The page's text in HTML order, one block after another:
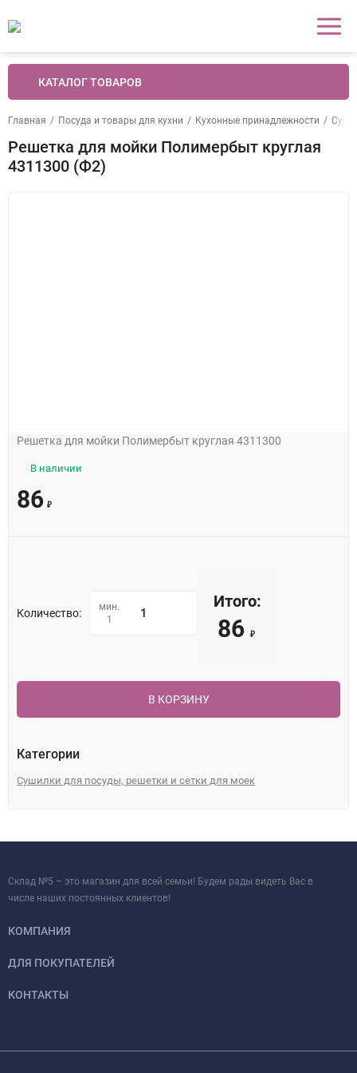
КАТАЛОГ ТОВАРОВ
Главная / Посуда и товары для кухни / Кухонные принадлежности /
Решетка для мойки Полимербыт круглая
4311300 (Ф2)
Решетка для мойки Полимербыт круглая 4311300
В наличии
86 ₽
Количество:
мин.
1
Итого:
86 ₽
В КОРЗИНУ
Категории
Сушилки для посуды, решетки и сетки для моек
Склад №5 – это магазин для всей семьи! Будем рады видеть Вас в
числе наших постоянных клиентов!
КОМПАНИЯ
ДЛЯ ПОКУПАТЕЛЕЙ
КОНТАКТЫ